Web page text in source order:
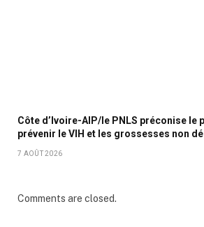
Côte d’Ivoire-AIP/le PNLS préconise le
prévenir le VIH et les grossesses non
7 AOÛT 2026
Comments are closed.